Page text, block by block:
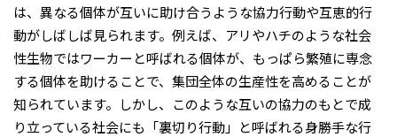
は、異なる個体が互いに助け合うような協力行動や互恵的行
動がしばしば見られます。例えば、アリやハチのような社会
性生物ではワーカーと呼ばれる個体が、もっぱら繁殖に専念
する個体を助けることで、集団全体の生産性を高めることが
知られています。しかし、このような互いの協力のもとで成
り立っている社会にも「裏切り行動」と呼ばれる身勝手な行